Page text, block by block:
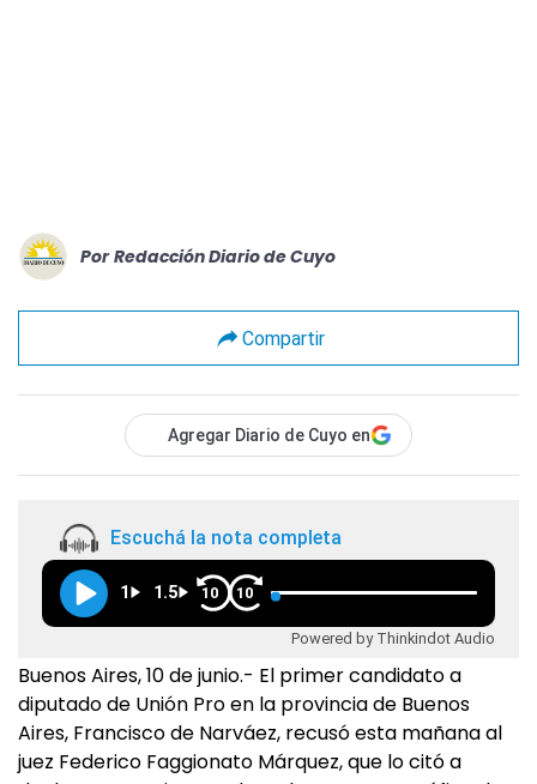
Por Redacción Diario de Cuyo
Compartir
Agregar Diario de Cuyo en
Escuchá la nota completa
1 1.5 10 10
Powered by Thinkindot Audio
Buenos Aires, 10 de junio.- El primer candidato a
diputado de Unión Pro en la provincia de Buenos
Aires, Francisco de Narváez, recusó esta mañana al
juez Federico Faggionato Márquez, que lo citó a